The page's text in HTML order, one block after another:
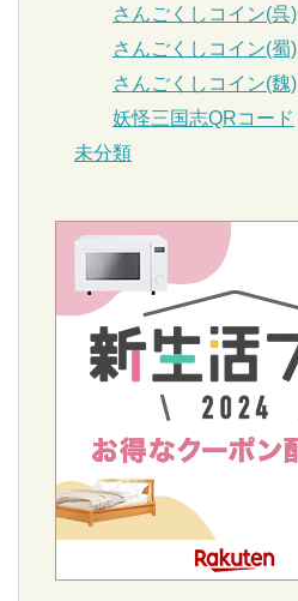
さんごくしコイン(呉)
さんごくしコイン(蜀)
さんごくしコイン(魏)
妖怪三国志QRコード
未分類